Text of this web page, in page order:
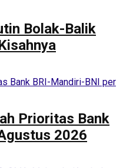
Bolak-Balik
Prioritas Bank
2026